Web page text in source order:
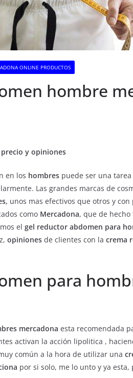
ONLINE PRODUCTOS
hombre
y opiniones
en los hombres puede ser una
Las grandes marcas de
unos mas efectivos que otros y con
como Mercadona, que de
el gel reductor abdomen para
opiniones de clientes con la crema
para
mercadona esta recomendada
activan la acción lipolitica ,
común a la hora de utilizar una
por si solo, me lo unto y ya